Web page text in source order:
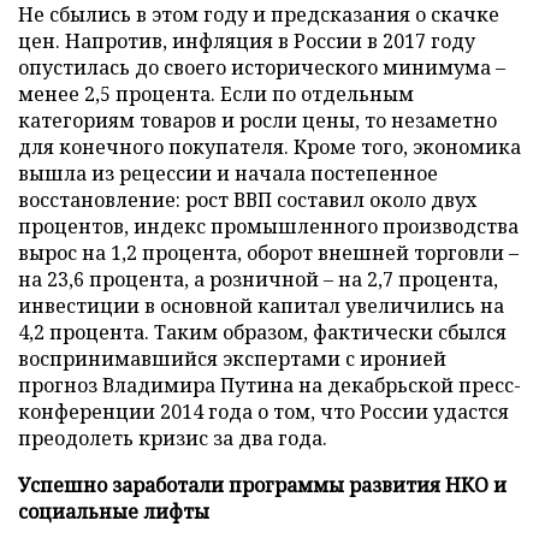
Не сбылись в этом году и предсказания о скачке
цен. Напротив, инфляция в России в 2017 году
опустилась до своего исторического минимума –
менее 2,5 процента. Если по отдельным
категориям товаров и росли цены, то незаметно
для конечного покупателя. Кроме того, экономика
вышла из рецессии и начала постепенное
восстановление: рост ВВП составил около двух
процентов, индекс промышленного производства
вырос на 1,2 процента, оборот внешней торговли –
на 23,6 процента, а розничной – на 2,7 процента,
инвестиции в основной капитал увеличились на
4,2 процента. Таким образом, фактически сбылся
воспринимавшийся экспертами с иронией
прогноз Владимира Путина на декабрьской пресс-
конференции 2014 года о том, что России удастся
преодолеть кризис за два года.
Успешно заработали программы развития НКО и
социальные лифты